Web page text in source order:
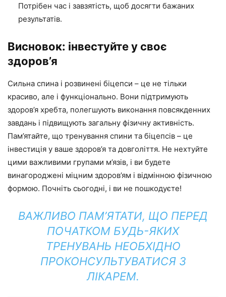
Потрібен час і завзятість, щоб досягти бажаних
результатів.
Висновок: інвестуйте у своє
здоров’я
Сильна спина і розвинені біцепси – це не тільки
красиво, але і функціонально. Вони підтримують
здоров’я хребта, полегшують виконання повсякденних
завдань і підвищують загальну фізичну активність.
Пам’ятайте, що тренування спини та біцепсів – це
інвестиція у ваше здоров’я та довголіття. Не нехтуйте
цими важливими групами м’язів, і ви будете
винагороджені міцним здоров’ям і відмінною фізичною
формою. Почніть сьогодні, і ви не пошкодуєте!
ВАЖЛИВО ПАМ’ЯТАТИ, ЩО ПЕРЕД
ПОЧАТКОМ БУДЬ-ЯКИХ
ТРЕНУВАНЬ НЕОБХІДНО
ПРОКОНСУЛЬТУВАТИСЯ З
ЛІКАРЕМ.